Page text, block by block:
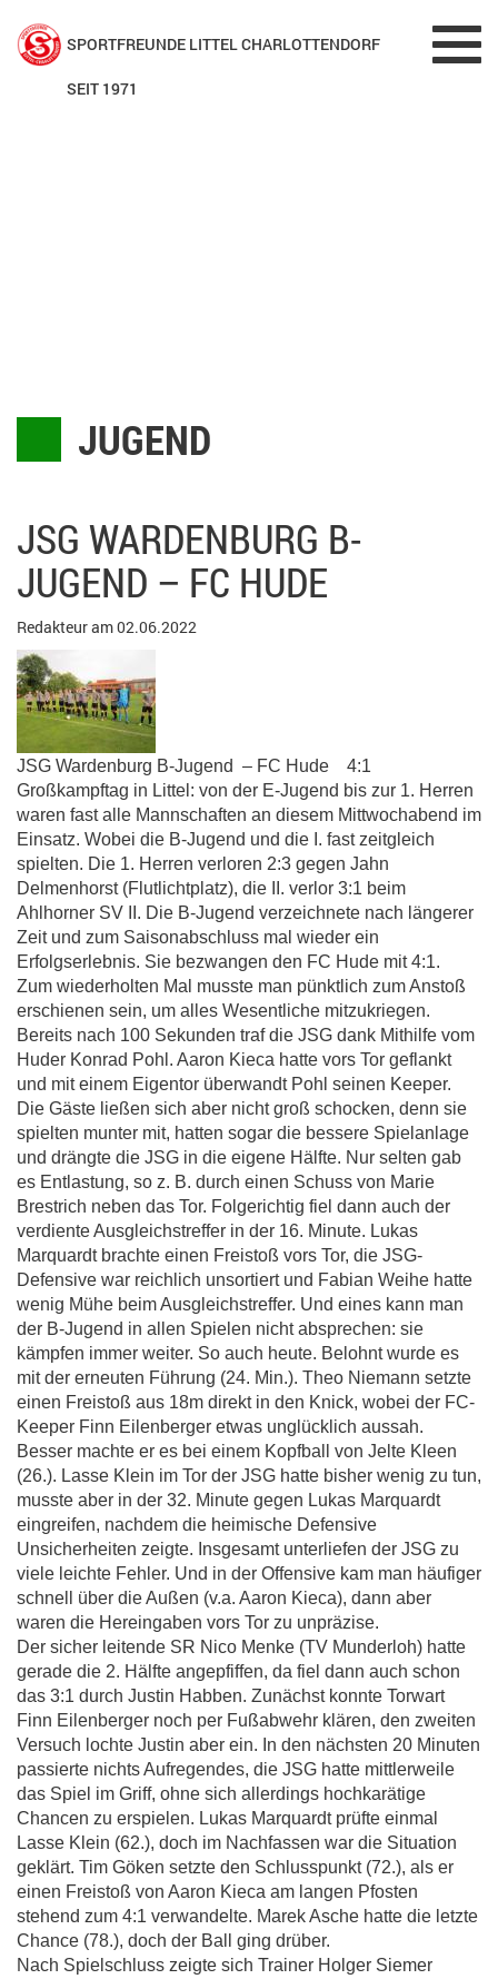
SPORTFREUNDE LITTEL CHARLOTTENDORF
SEIT 1971
JUGEND
JSG WARDENBURG B-
JUGEND – FC HUDE
Redakteur am 02.06.2022
JSG Wardenburg B-Jugend – FC Hude 4:1
Großkampftag in Littel: von der E-Jugend bis zur 1. Herren
waren fast alle Mannschaften an diesem Mittwochabend im
Einsatz. Wobei die B-Jugend und die I. fast zeitgleich
spielten. Die 1. Herren verloren 2:3 gegen Jahn
Delmenhorst (Flutlichtplatz), die II. verlor 3:1 beim
Ahlhorner SV II. Die B-Jugend verzeichnete nach längerer
Zeit und zum Saisonabschluss mal wieder ein
Erfolgserlebnis. Sie bezwangen den FC Hude mit 4:1.
Zum wiederholten Mal musste man pünktlich zum Anstoß
erschienen sein, um alles Wesentliche mitzukriegen.
Bereits nach 100 Sekunden traf die JSG dank Mithilfe vom
Huder Konrad Pohl. Aaron Kieca hatte vors Tor geflankt
und mit einem Eigentor überwandt Pohl seinen Keeper.
Die Gäste ließen sich aber nicht groß schocken, denn sie
spielten munter mit, hatten sogar die bessere Spielanlage
und drängte die JSG in die eigene Hälfte. Nur selten gab
es Entlastung, so z. B. durch einen Schuss von Marie
Brestrich neben das Tor. Folgerichtig fiel dann auch der
verdiente Ausgleichstreffer in der 16. Minute. Lukas
Marquardt brachte einen Freistoß vors Tor, die JSG-
Defensive war reichlich unsortiert und Fabian Weihe hatte
wenig Mühe beim Ausgleichstreffer. Und eines kann man
der B-Jugend in allen Spielen nicht absprechen: sie
kämpfen immer weiter. So auch heute. Belohnt wurde es
mit der erneuten Führung (24. Min.). Theo Niemann setzte
einen Freistoß aus 18m direkt in den Knick, wobei der FC-
Keeper Finn Eilenberger etwas unglücklich aussah.
Besser machte er es bei einem Kopfball von Jelte Kleen
(26.). Lasse Klein im Tor der JSG hatte bisher wenig zu tun,
musste aber in der 32. Minute gegen Lukas Marquardt
eingreifen, nachdem die heimische Defensive
Unsicherheiten zeigte. Insgesamt unterliefen der JSG zu
viele leichte Fehler. Und in der Offensive kam man häufiger
schnell über die Außen (v.a. Aaron Kieca), dann aber
waren die Hereingaben vors Tor zu unpräzise.
Der sicher leitende SR Nico Menke (TV Munderloh) hatte
gerade die 2. Hälfte angepfiffen, da fiel dann auch schon
das 3:1 durch Justin Habben. Zunächst konnte Torwart
Finn Eilenberger noch per Fußabwehr klären, den zweiten
Versuch lochte Justin aber ein. In den nächsten 20 Minuten
passierte nichts Aufregendes, die JSG hatte mittlerweile
das Spiel im Griff, ohne sich allerdings hochkarätige
Chancen zu erspielen. Lukas Marquardt prüfte einmal
Lasse Klein (62.), doch im Nachfassen war die Situation
geklärt. Tim Göken setzte den Schlusspunkt (72.), als er
einen Freistoß von Aaron Kieca am langen Pfosten
stehend zum 4:1 verwandelte. Marek Asche hatte die letzte
Chance (78.), doch der Ball ging drüber.
Nach Spielschluss zeigte sich Trainer Holger Siemer